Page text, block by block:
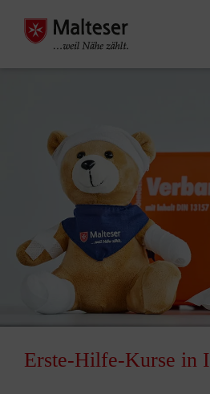
Erste-Hilfe-Kurse in